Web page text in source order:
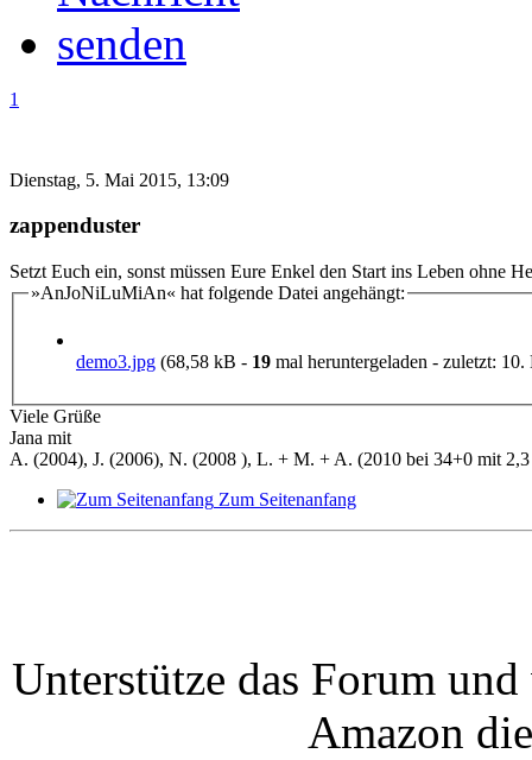
1
Dienstag, 5. Mai 2015, 13:09
zappenduster
Setzt Euch ein, sonst müssen Eure Enkel den Start ins Leben ohne
»AnJoNiLuMiAn« hat folgende Datei angehängt:
demo3.jpg (68,58 kB - 19 mal heruntergeladen - zuletzt:
Viele Grüße
Jana mit
A. (2004), J. (2006), N. (2008 ), L. + M. + A. (2010 bei 34+0 mit
Zum Seitenanfang
Unterstütze das Forum
Amazon